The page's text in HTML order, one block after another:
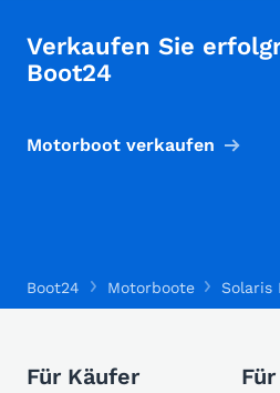
Verkaufen Sie
Boot24
Motorboot verkaufen
Boot24 Motorboote Solaris
Für Käufer